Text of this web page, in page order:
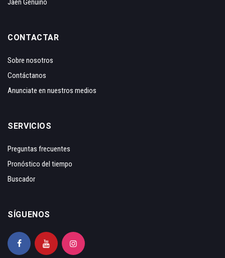
Jaén Genuino
CONTACTAR
Sobre nosotros
Contáctanos
Anunciate en nuestros medios
SERVICIOS
Preguntas frecuentes
Pronóstico del tiempo
Buscador
SÍGUENOS